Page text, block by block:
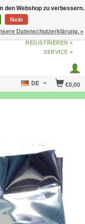
ANMELDENODERJETZT
REGISTRIEREN »
SERVICE »
€0,00
DE
den Webshop zu verbessern.
Nein
Datenschutzerklärung. »